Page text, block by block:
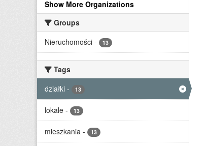
Show More Organizations
Groups
Nieruchomości - 13
Tags
działki - 13
lokale - 13
mieszkania - 13